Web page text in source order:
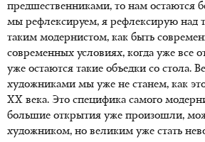
предшественниками, то нам остаются
мы рефлексируем, я рефлексирую над
таким модернистом, как быть
современных условиях, когда уже все
уже остаются такие объедки со стола.
художниками мы уже не станем, как
XX века. Это специфика самого
большие открытия уже произошли,
художником, но великим уже стать